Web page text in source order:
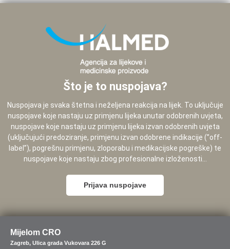
Što je to nuspojava?
Nuspojava je svaka štetna i neželjena reakcija na lijek. To uključuje
nuspojave koje nastaju uz primjenu lijeka unutar odobrenih uvjeta,
nuspojave koje nastaju uz primjenu lijeka izvan odobrenih uvjeta
(uključujući predoziranje, primjenu izvan odobrene indikacije (”off-
label”), pogrešnu primjenu, zloporabu i medikacijske pogreške) te
nuspojave koje nastaju zbog profesionalne izloženosti...
Prijava nuspojave
Mijelom CRO
Zagreb, Ulica grada Vukovara 226 G